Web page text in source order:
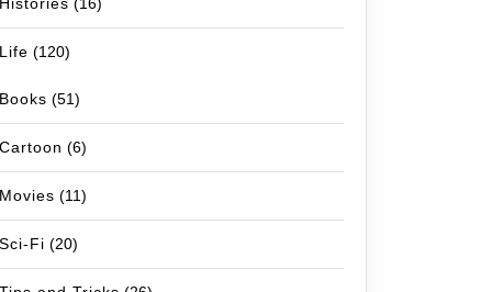
Life (120)
Books (51)
Cartoon (6)
Movies (11)
Sci-Fi (20)